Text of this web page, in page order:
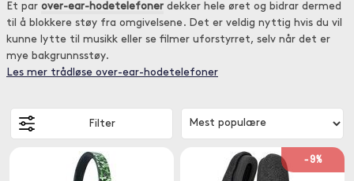
Et par over-ear-hodetelefoner dekker hele øret og bidrar dermed
til å blokkere støy fra omgivelsene. Det er veldig nyttig hvis du vil
kunne lytte til musikk eller se filmer uforstyrret, selv når det er
mye bakgrunnsstøy.
Les mer trådløse over-ear-hodetelefoner
Filter
-9%